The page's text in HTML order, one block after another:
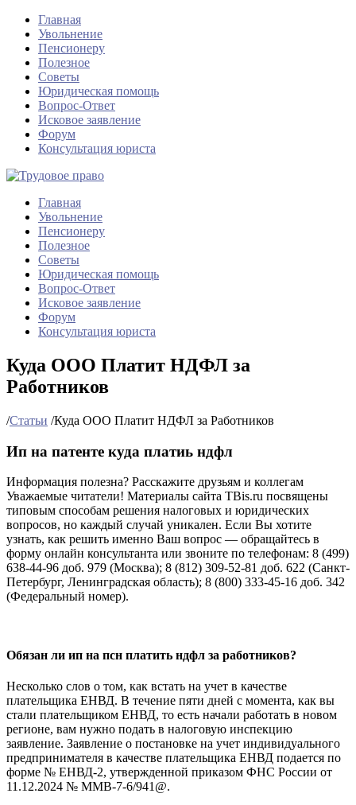
Главная
Увольнение
Пенсионеру
Полезное
Советы
Юридическая помощь
Вопрос-Ответ
Исковое заявление
Форум
Консультация юриста
Главная
Увольнение
Пенсионеру
Полезное
Советы
Юридическая помощь
Вопрос-Ответ
Исковое заявление
Форум
Консультация юриста
Куда ООО Платит НДФЛ за
Работников
/Статьи /Куда ООО Платит НДФЛ за Работников
Ип на патенте куда платиь ндфл
Информация полезна? Расскажите друзьям и коллегам
Уважаемые читатели! Материалы сайта TBis.ru посвящены
типовым способам решения налоговых и юридических
вопросов, но каждый случай уникален. Если Вы хотите
узнать, как решить именно Ваш вопрос — обращайтесь в
форму онлайн консультанта или звоните по телефонам: 8 (499)
638-44-96 доб. 979 (Москва); 8 (812) 309-52-81 доб. 622 (Санкт-
Петербург, Ленинградская область); 8 (800) 333-45-16 доб. 342
(Федеральный номер).
Обязан ли ип на псн платить ндфл за работников?
Несколько слов о том, как встать на учет в качестве
плательщика ЕНВД. В течение пяти дней с момента, как вы
стали плательщиком ЕНВД, то есть начали работать в новом
регионе, вам нужно подать в налоговую инспекцию
заявление. Заявление о постановке на учет индивидуального
предпринимателя в качестве плательщика ЕНВД подается по
форме № ЕНВД-2, утвержденной приказом ФНС России от
11.12.2024 № ММВ-7-6/941@.